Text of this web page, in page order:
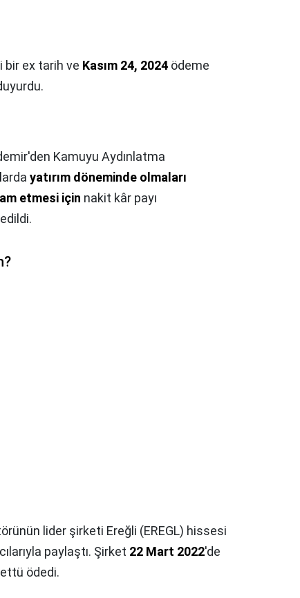
bir ex tarih ve Kasım 24, 2024 ödeme
Kamuyu Aydınlatma
yatırım döneminde olmaları
etmesi için nakit kâr payı
lider şirketi Ereğli (EREGL) hissesi
paylaştı. Şirket 22 Mart 2022'de
ödedi.